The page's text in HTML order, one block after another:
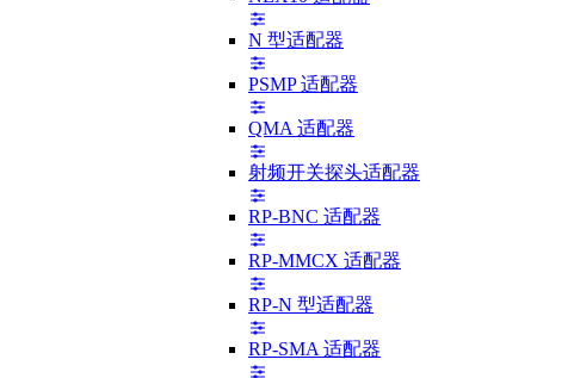
N 型适配器
PSMP 适配器
QMA 适配器
射频开关探头适配器
RP-BNC 适配器
RP-MMCX 适配器
RP-N 型适配器
RP-SMA 适配器